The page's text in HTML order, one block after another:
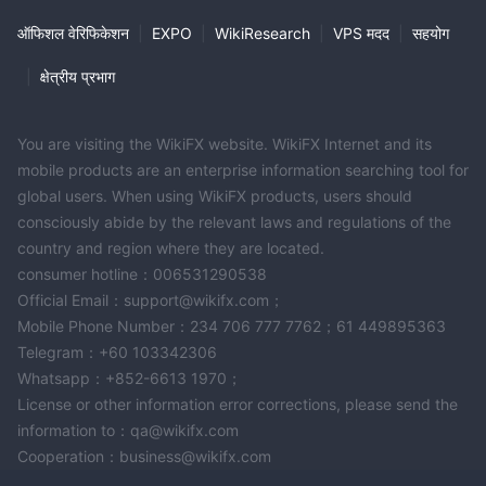
XtremeMarkets ट्रेडर्स की समस्याओं और चिंताओं के समाधान के लिए कई चैनलों
सहायता शामिल है, जहां ग्राहक संगठन को एक ईमेल
उपयोगकर्ता अपने सवालों या समस्याओं को लिखित रूप में संचार कर सकते हैं, जिससे
उनके संवाद का रिकॉर्ड बनता है।
ईमेल सहायता के अलावा, XtremeMarkets ग्राहकों को संपर्क करने के लिए एक फोन
नंबर,+35796673007प्रदान करता है। यह संचार की सीधी रेखा ट्रेडर्स को
सहायता मांगने और उनके प्रश्नों का तत्काल उत्तर प्राप्त करने की सुविधा प्रदान करती
है। फोन सहायता विशेष रूप से वर्बल संचार की प्राथमिकता रखने वाले व्यक्तियों या
जरूरतमंद मामलों के लिए उपयोगी हो सकती है जो तत्काल ध्यान की आवश्यकता रखते
हैं। इसके अलावा, XtremeMarkets अपने प्लेटफ़ॉर्म पर एकलाइव चैटसुविधा भी
प्रदान करता है।
निष्कर्ष
सार्वजनिक रूप से, XtremeMarkets FSC के तहत एक लाइसेंस प्राप्त और
नियामित ब्रोकर है।प्रतिस्पर्धी स्प्रेड, 1:1000 तक की लचीली लिवरेज,
ऑफिशल वेरिफिकेशन EXPO WikiResearch VPS मदद सहयोग
क्षेत्रीय प्रभाग
You are visiting the WikiFX website. WikiFX Internet and its
mobile products are an enterprise information searching tool for
global users. When using WikiFX products, users should
consciously abide by the relevant laws and regulations of the
country and region where they are located.
consumer hotline：006531290538
Official Email：support@wikifx.com；
Mobile Phone Number：234 706 777 7762；61 449895363
Telegram：+60 103342306
Whatsapp：+852-6613 1970；
License or other information error corrections, please send the
information to：qa@wikifx.com
Cooperation：business@wikifx.com